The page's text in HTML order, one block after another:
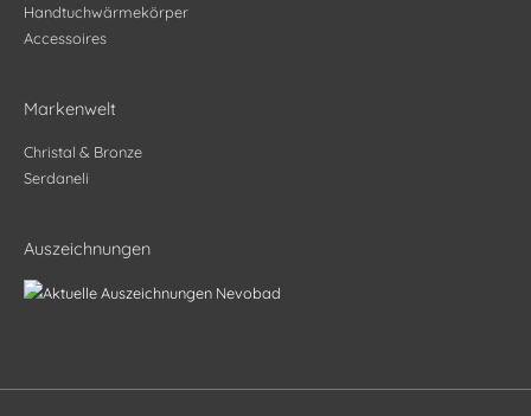
Handtuchwärmekörper
Accessoires
Markenwelt
Christal & Bronze
Serdaneli
Auszeichnungen